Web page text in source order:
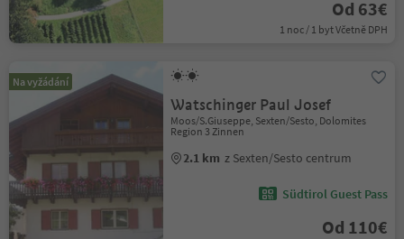
Od 63€
1 noc / 1 byt Včetně DPH
Na vyžádání
Watschinger Paul Josef
Moos/S.Giuseppe, Sexten/Sesto, Dolomites
Region 3 Zinnen
2.1 km z Sexten/Sesto centrum
Südtirol Guest Pass
Od 110€